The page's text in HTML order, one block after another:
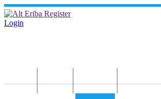
Login